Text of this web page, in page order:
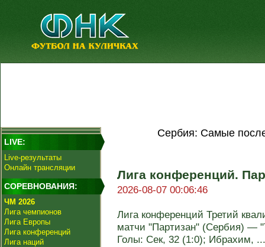
LIVE:
Live-результаты
Онлайн трансляции
СОРЕВНОВАНИЯ:
ЧМ 2026
Лига чемпионов
Лига Европы
Лига конференций
Лига наций
Сербия: Самые
Лига кoнференций.
2026-08-07 00:06:46
Лига кoнференций Третий
матчи "Партизан" (Сербия) —
Голы: Сек, 32 (1:0); Ибрахим, ...